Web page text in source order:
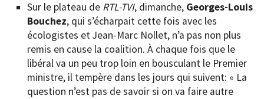
Sur le plateau de RTL-TVI, dimanche, Georges-Louis
Bouchez, qui s’écharpait cette fois avec les
écologistes et Jean-Marc Nollet, n’a pas non plus
remis en cause la coalition. À chaque fois que le
libéral va un peu trop loin en bousculant le Premier
ministre, il tempère dans les jours qui suivent: « La
question n’est pas de savoir si on va faire autre